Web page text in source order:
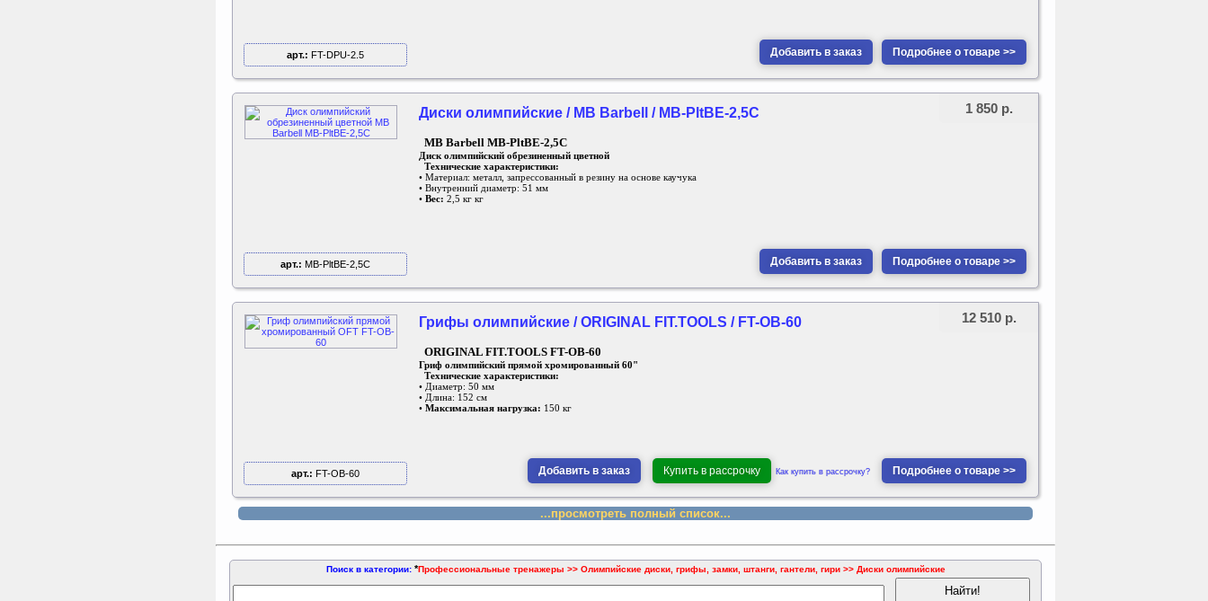
арт.: FT-DPU-2.5 Добавить в заказ Подробнее о товаре >>
Диски олимпийские / MB Barbell / MB-PltBE-2,5C
MB Barbell MB-PltBE-2,5C
Диск олимпийский обрезиненный цветной
Технические характеристики:
• Материал: металл, запрессованный в резину на основе каучука
• Внутренний диаметр: 51 мм
• Вес: 2,5 кг кг
арт.: MB-PltBE-2,5C Добавить в заказ Подробнее о товаре >>
1 850 р.
Грифы олимпийские / ORIGINAL FIT.TOOLS / FT-OB-60
ORIGINAL FIT.TOOLS FT-OB-60
Гриф олимпийский прямой хромированный 60"
Технические характеристики:
• Диаметр: 50 мм
• Длина: 152 см
• Максимальная нагрузка: 150 кг
арт.: FT-OB-60 Добавить в заказ Купить в рассрочку Как купить в рассрочку? Подробнее о товаре >>
12 510 р.
...просмотреть полный список...
Поиск в категории: *Профессиональные тренажеры >> Олимпийские диски, грифы, замки, штанги, гантели, гири >> Диски олимпийские